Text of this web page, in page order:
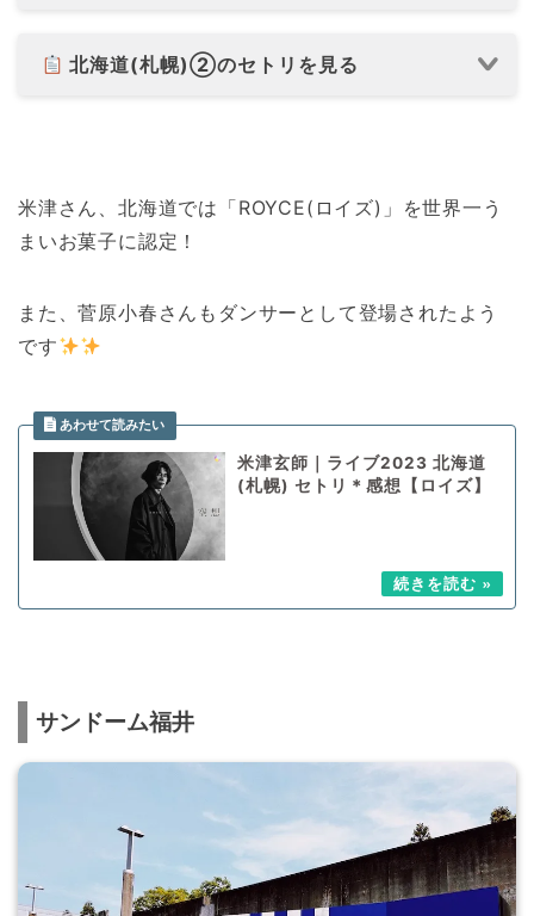
北海道(札幌)②のセトリを見る
米津さん、北海道では「ROYCE(ロイズ)」を世界一う
まいお菓子に認定！
また、菅原小春さんもダンサーとして登場されたよう
です
米津玄師｜ライブ2023 北海道
(札幌) セトリ＊感想【ロイズ】
サンドーム福井